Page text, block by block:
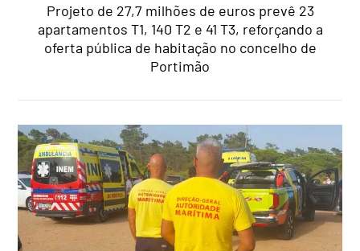
Projeto de 27,7 milhões de euros prevê 23
apartamentos T1, 140 T2 e 41 T3, reforçando a
oferta pública de habitação no concelho de
Portimão